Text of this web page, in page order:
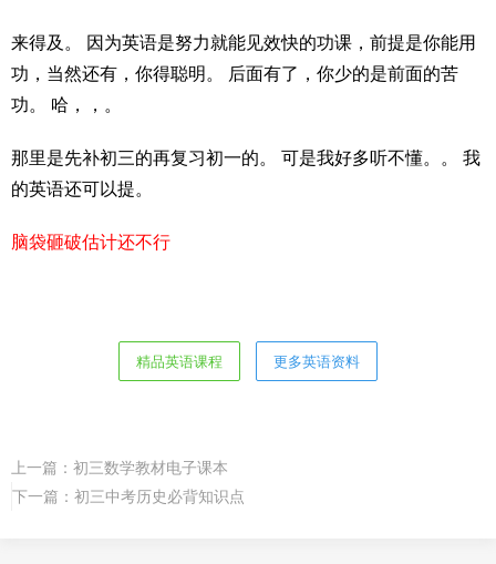
来得及。 因为英语是努力就能见效快的功课，前提是你能用
功，当然还有，你得聪明。 后面有了，你少的是前面的苦
功。 哈，，。
那里是先补初三的再复习初一的。 可是我好多听不懂。。 我
的英语还可以提。
脑袋砸破估计还不行
精品英语课程 更多英语资料
上一篇： 初三数学教材电子课本
下一篇： 初三中考历史必背知识点